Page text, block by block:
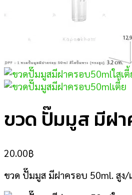
ขวด ปั๊มมูส มีฝ
20.00฿
ขวด ปั๊มมูส มีฝาครอบ 50ml. สูง/